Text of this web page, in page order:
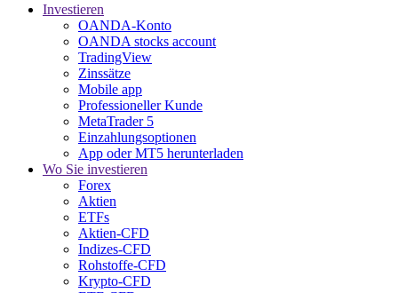
Investieren
OANDA-Konto
OANDA stocks account
TradingView
Zinssätze
Mobile app
Professioneller Kunde
MetaTrader 5
Einzahlungsoptionen
App oder MT5 herunterladen
Wo Sie investieren
Forex
Aktien
ETFs
Aktien-CFD
Indizes-CFD
Rohstoffe-CFD
Krypto-CFD